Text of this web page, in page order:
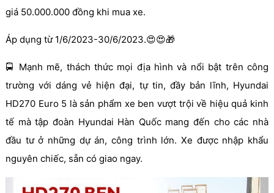
giá 50.000.000 đồng khi mua xe.
Áp dụng từ 1/6/2023-30/6/2023.😍😍🎁
🚍 Mạnh mẽ, thách thức mọi địa hình và nổi bật trên công
trường với dáng vẻ hiện đại, tự tin, đầy bản lĩnh, Hyundai
HD270 Euro 5 là sản phẩm xe ben vượt trội về hiệu quả kinh
tế mà tập đoàn Hyundai Hàn Quốc mang đến cho các nhà
đầu tư ở những dự án, công trình lớn. Xe được nhập khẩu
nguyên chiếc, sẵn có giao ngay.